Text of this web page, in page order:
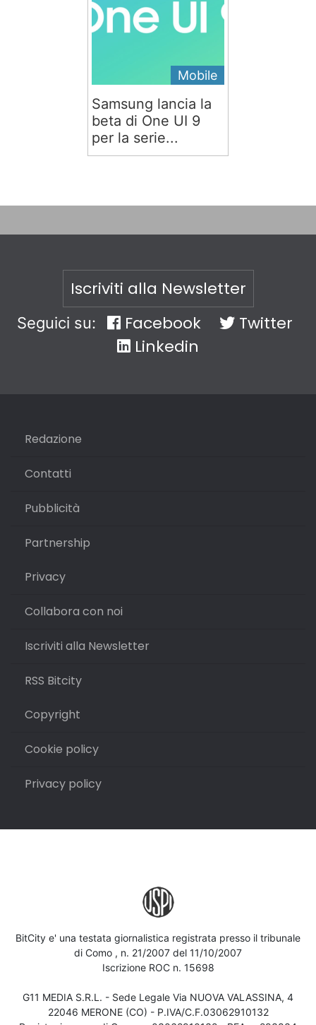
Mobile
Samsung lancia la
beta di One UI 9
per la serie...
Iscriviti alla Newsletter
Seguici su: Facebook
Twitter
Linkedin
Redazione
Contatti
Pubblicità
Partnership
Privacy
Collabora con noi
Iscriviti alla Newsletter
RSS Bitcity
Copyright
Cookie policy
Privacy policy
BitCity e' una testata giornalistica registrata presso il tribunale
di Como , n. 21/2007 del 11/10/2007
Iscrizione ROC n. 15698
G11 MEDIA S.R.L. - Sede Legale Via NUOVA VALASSINA, 4
22046 MERONE (CO) - P.IVA/C.F.03062910132